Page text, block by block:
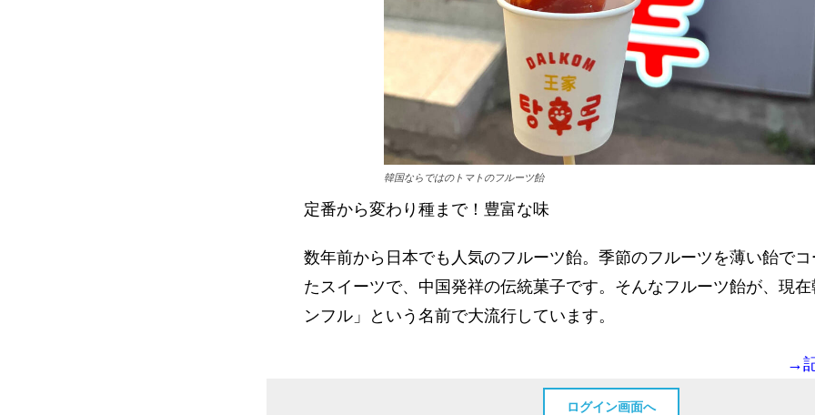
韓国ならではのトマトのフルーツ飴
定番から変わり種まで！豊富な味
数年前から日本でも人気のフルーツ飴。季節のフルーツを薄い飴で
たスイーツで、中国発祥の伝統菓子です。そんなフルーツ飴が、現
ンフル」という名前で大流行しています。
→
ログイン画面へ